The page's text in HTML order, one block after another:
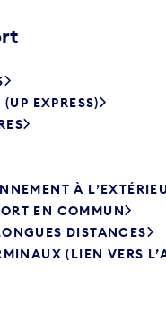
EXPRESS)
À
EN COMMUN
DISTANCES
(LIEN VERS